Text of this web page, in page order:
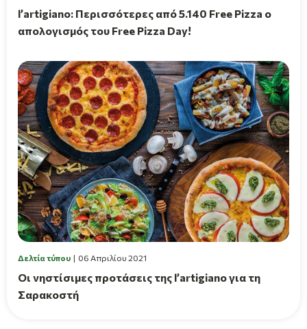
l’artigiano: Περισσότερες από 5.140 Free Pizza ο
απολογισμός του Free Pizza Day!
Δελτία τύπου 06 Απριλίου 2021
Οι νηστίσιμες προτάσεις της l’artigiano για τη
Σαρακοστή